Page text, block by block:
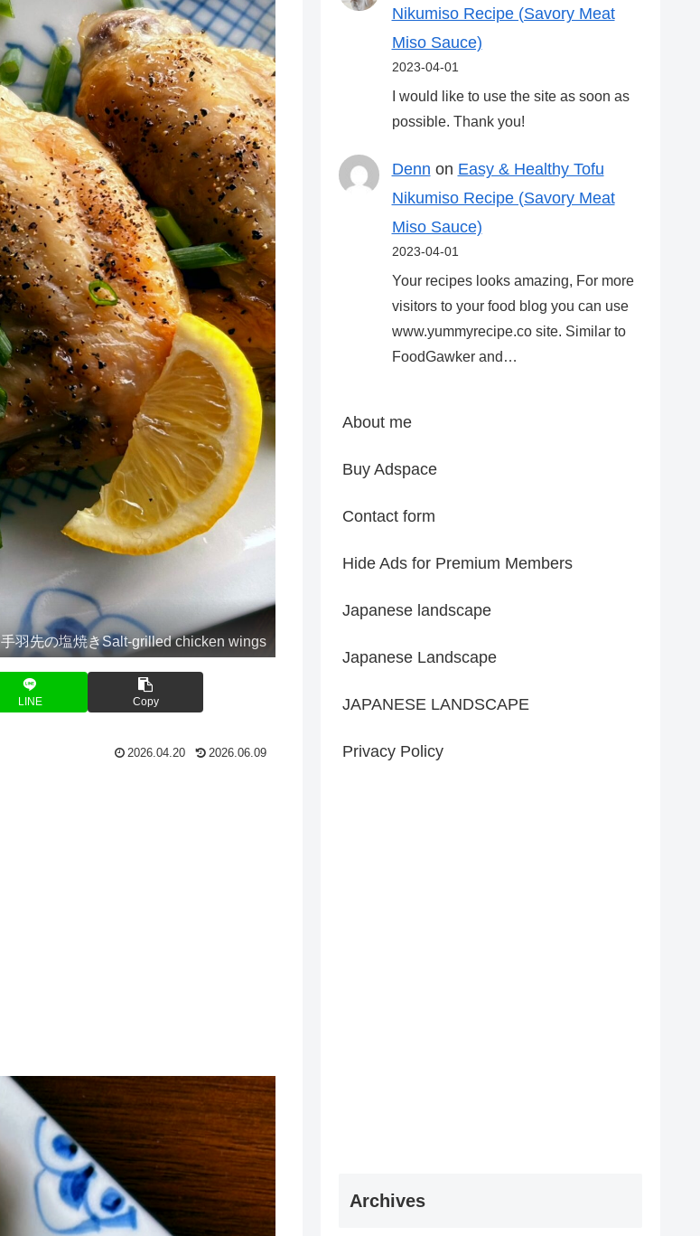
手羽先の塩焼きSalt-grilled chicken wings
LINE Copy
2026.04.20 2026.06.09
Nikumiso Recipe (Savory Meat
Miso Sauce)
2023-04-01
I would like to use the site as soon as
possible. Thank you!
Denn on Easy & Healthy Tofu
Nikumiso Recipe (Savory Meat
Miso Sauce)
2023-04-01
Your recipes looks amazing, For more
visitors to your food blog you can use
www.yummyrecipe.co site. Similar to
FoodGawker and…
About me
Buy Adspace
Contact form
Hide Ads for Premium Members
Japanese landscape
Japanese Landscape
JAPANESE LANDSCAPE
Privacy Policy
Archives